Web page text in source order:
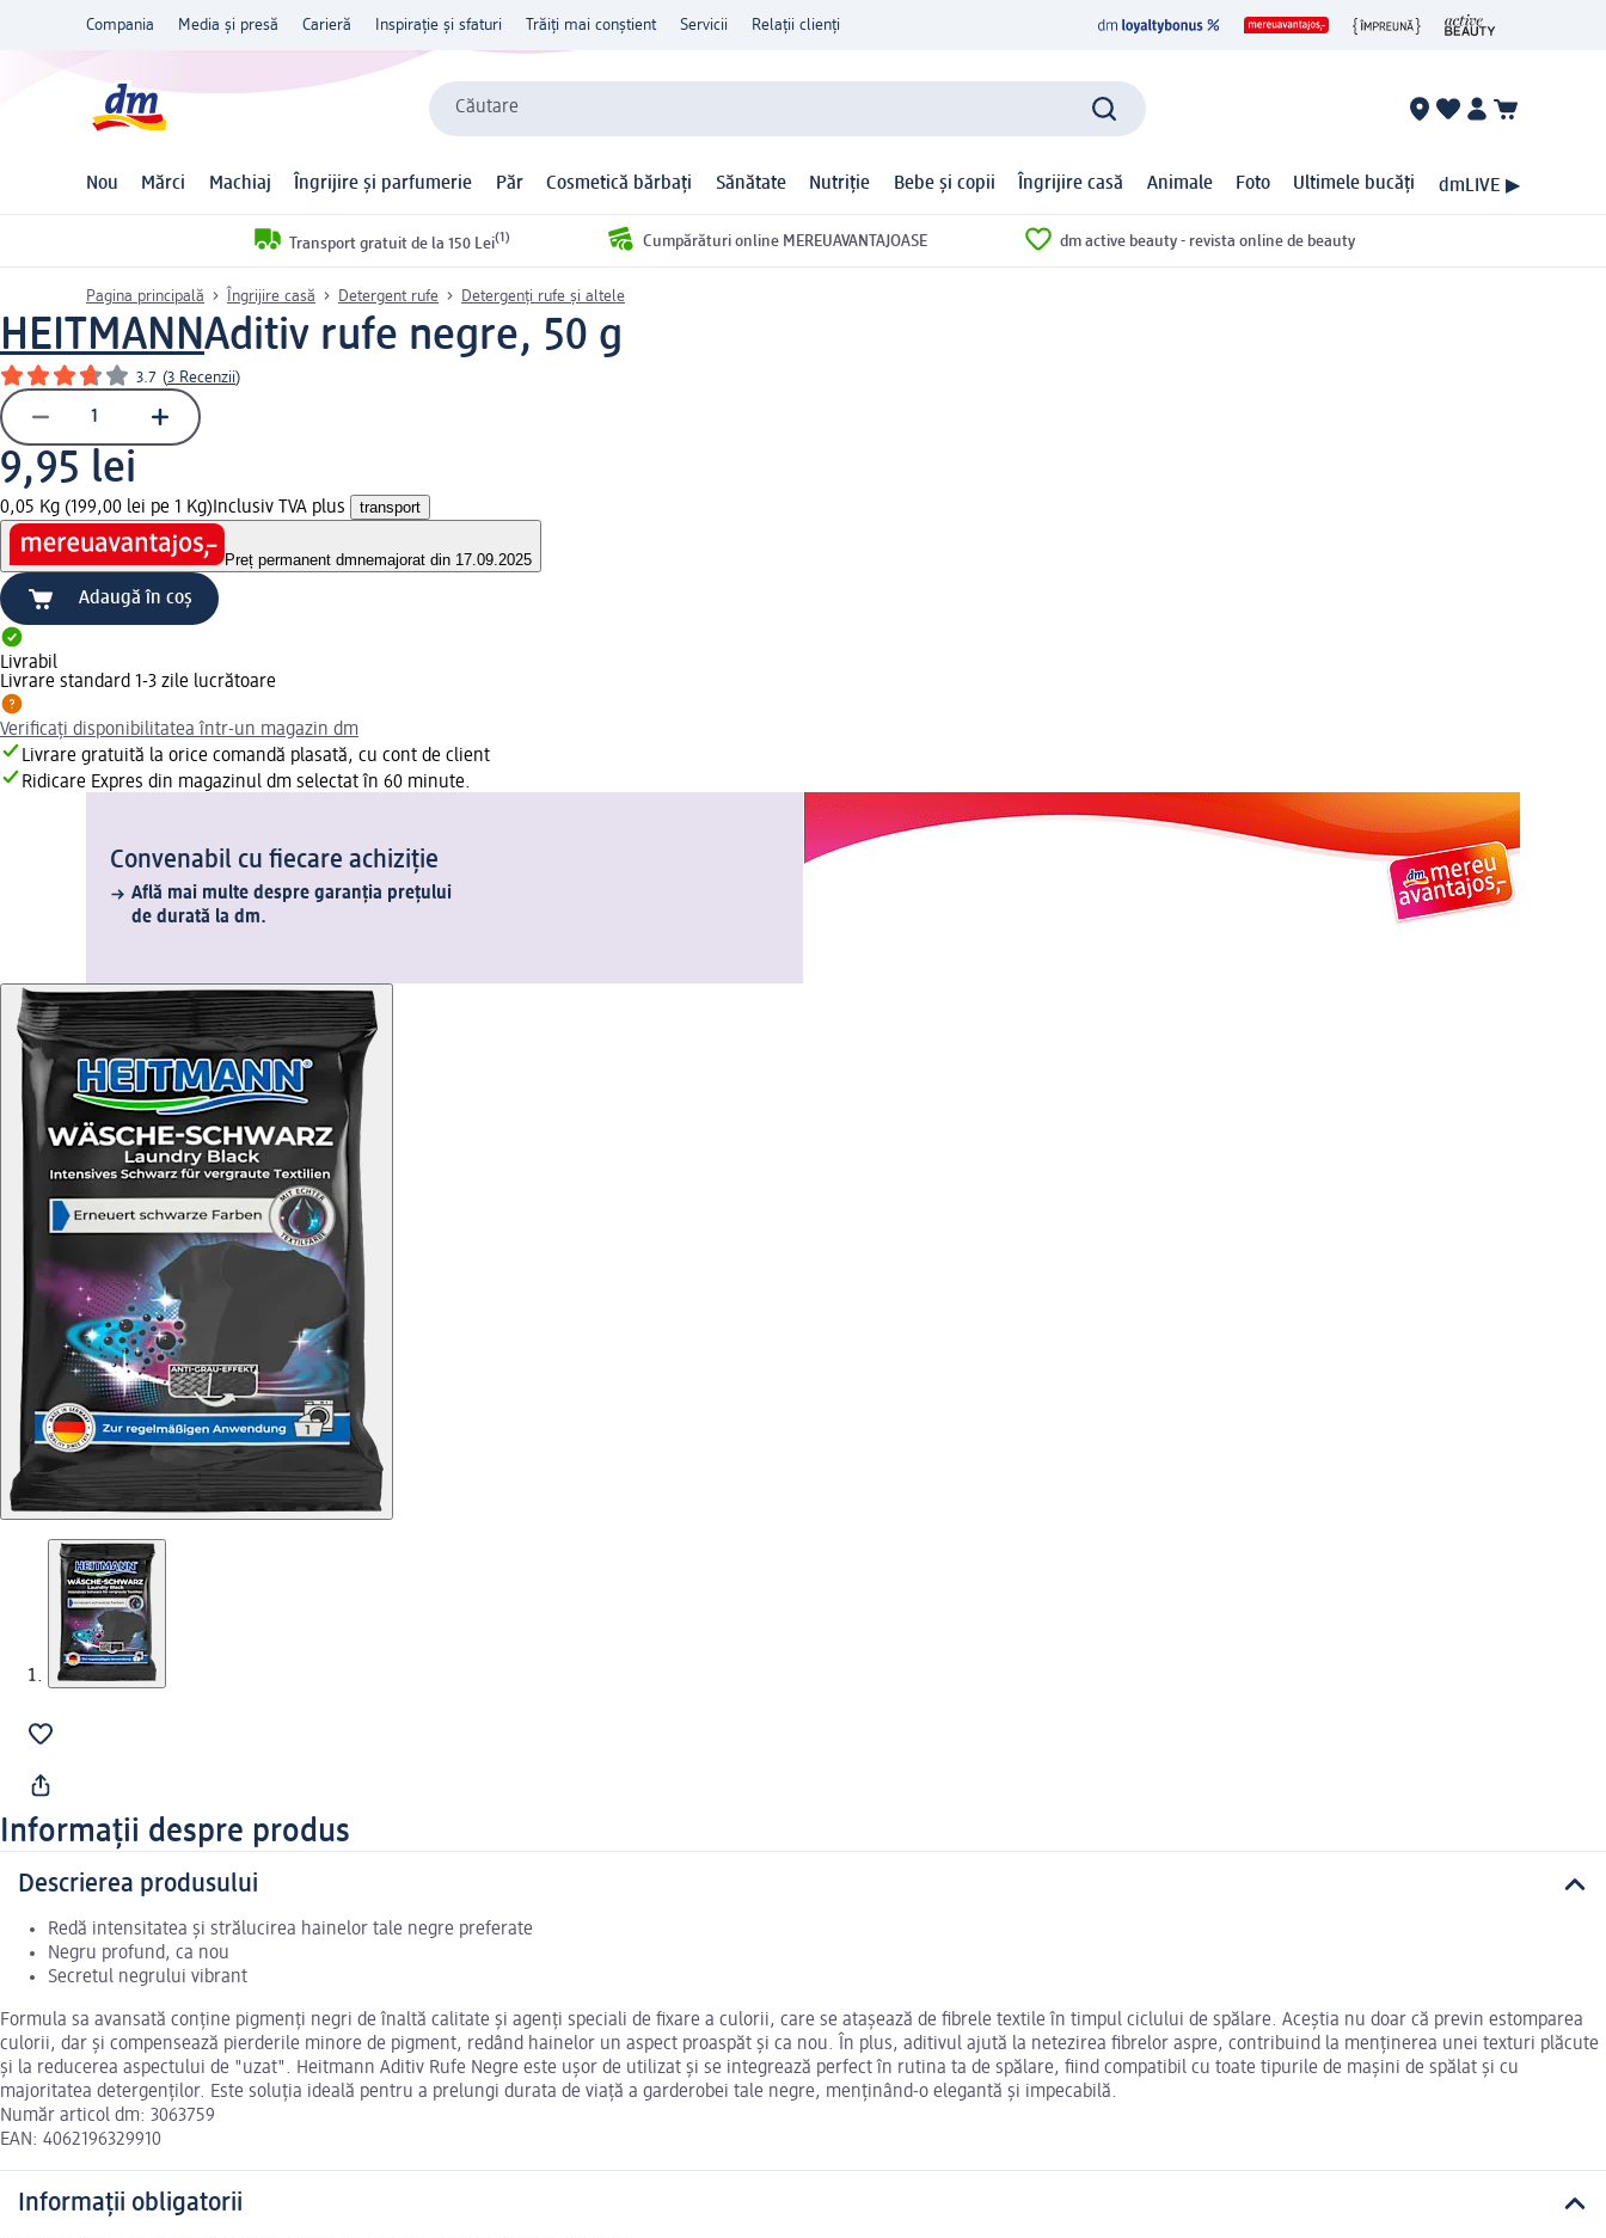
Compania Media și presă Carieră Inspirație și sfaturi Trăiți mai conștient Servicii Relații clienți
Căutare
Nou Mărci Machiaj Îngrijire și parfumerie Păr Cosmetică bărbați Sănătate Nutriție Bebe și copii Îngrijire casă Animale Foto Ultimele bucăți dmLIVE ▶
Transport gratuit de la 150 Lei(1) Cumpărături online MEREUAVANTAJOASE dm active beauty - revista online de beauty
Pagina principală Îngrijire casă Detergent rufe Detergenți rufe și altele
HEITMANNAditiv rufe negre, 50 g
3.7 (3 Recenzii)
9,95 lei
0,05 Kg (199,00 lei pe 1 Kg) Inclusiv TVA plus transport
Preț permanent dmnemajorat din 17.09.2025
Adaugă în coș
Livrabil
Livrare standard 1-3 zile lucrătoare
Verificați disponibilitatea într-un magazin dm
Livrare gratuită la orice comandă plasată, cu cont de client
Ridicare Expres din magazinul dm selectat în 60 minute.
Convenabil cu fiecare achiziție
Află mai multe despre garanția prețului
de durată la dm.
Informații despre produs
Descrierea produsului
Redă intensitatea și strălucirea hainelor tale negre preferate
Negru profund, ca nou
Secretul negrului vibrant
Formula sa avansată conține pigmenți negri de înaltă calitate și agenți speciali de fixare a culorii, care se atașează de fibrele textile în timpul ciclului de spălare. Aceștia nu doar că previn estomparea
culorii, dar și compensează pierderile minore de pigment, redând hainelor un aspect proaspăt și ca nou. În plus, aditivul ajută la netezirea fibrelor aspre, contribuind la menținerea unei texturi plăcute
și la reducerea aspectului de "uzat". Heitmann Aditiv Rufe Negre este ușor de utilizat și se integrează perfect în rutina ta de spălare, fiind compatibil cu toate tipurile de mașini de spălat și cu
majoritatea detergenților. Este soluția ideală pentru a prelungi durata de viață a garderobei tale negre, menținând-o elegantă și impecabilă.
Număr articol dm: 3063759
EAN: 4062196329910
Informații obligatorii